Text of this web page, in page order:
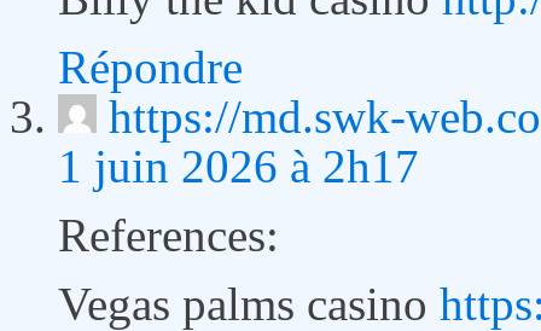
Répondre
https://md.swk-
1 juin 2026 à 2h17
References:
Vegas palms casino